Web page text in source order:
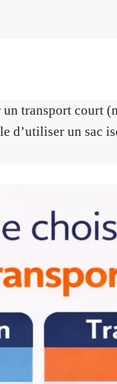
transport court
d’utiliser un sac